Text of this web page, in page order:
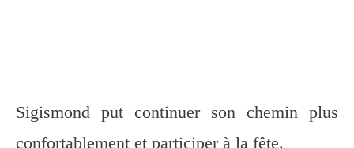
Sigismond put continuer son chemin plus
confortablement et participer à la fête.